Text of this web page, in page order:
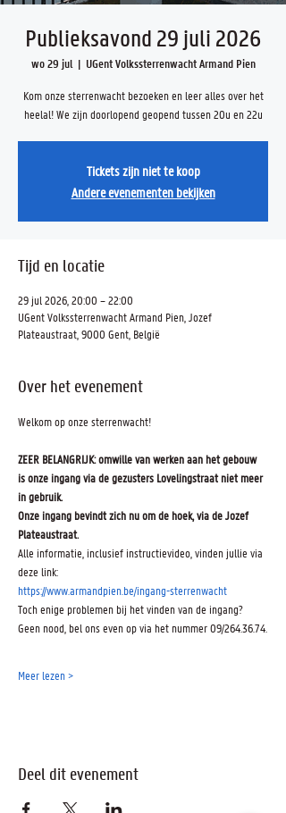
Publieksavond 29 juli 2026
wo 29 jul
  |
UGent Volkssterrenwacht Armand Pien
Kom onze sterrenwacht bezoeken en leer alles over het
heelal! We zijn doorlopend geopend tussen 20u en 22u
Tickets zijn niet te koop
Andere evenementen bekijken
Tijd en locatie
29 jul 2026, 20:00 – 22:00
UGent Volkssterrenwacht Armand Pien, Jozef
Plateaustraat, 9000 Gent, België
Over het evenement
Welkom op onze sterrenwacht!
ZEER BELANGRIJK: omwille van werken aan het gebouw
is onze ingang via de gezusters Lovelingstraat niet meer
in gebruik.
Onze ingang bevindt zich nu om de hoek, via de Jozef
Plateaustraat.
Alle informatie, inclusief instructievideo, vinden jullie via
deze link:
https://www.armandpien.be/ingang-sterrenwacht
Toch enige problemen bij het vinden van de ingang?
Geen nood, bel ons even op via het nummer 09/264.36.74.
Meer lezen >
Deel dit evenement